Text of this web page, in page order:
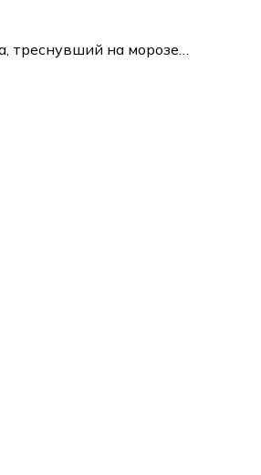
треснувший на морозе…